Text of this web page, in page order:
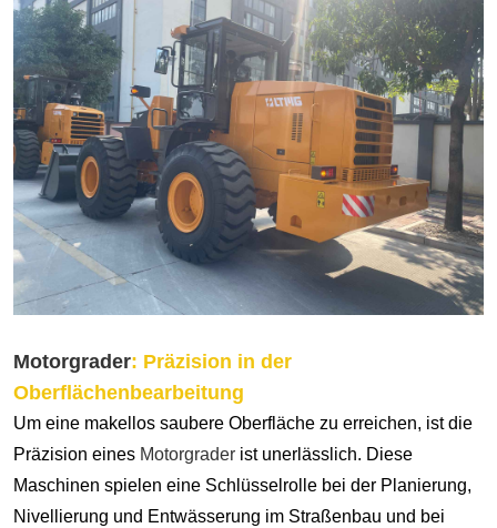
Motorgrader: Präzision in der
Oberflächenbearbeitung
Um eine makellos saubere Oberfläche zu erreichen, ist die
Präzision eines Motorgrader ist unerlässlich. Diese
Maschinen spielen eine Schlüsselrolle bei der Planierung,
Nivellierung und Entwässerung im Straßenbau und bei